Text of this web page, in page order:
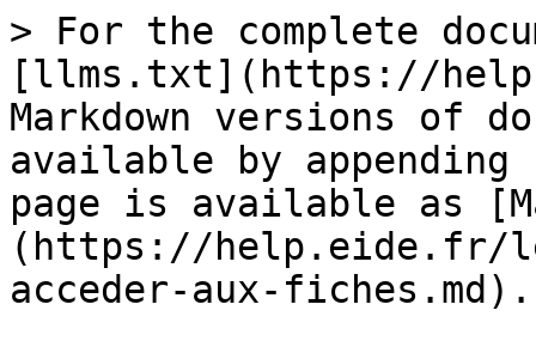
> For the complete
[llms.txt](https://
Markdown versions of
available by
page is available as
(https://help.eide.fr/
acceder-aux-fiches.md).